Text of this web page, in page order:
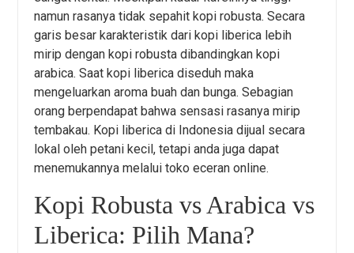
namun rasanya tidak sepahit kopi robusta. Secara
garis besar karakteristik dari kopi liberica lebih
mirip dengan kopi robusta dibandingkan kopi
arabica. Saat kopi liberica diseduh maka
mengeluarkan aroma buah dan bunga. Sebagian
orang berpendapat bahwa sensasi rasanya mirip
tembakau. Kopi liberica di Indonesia dijual secara
lokal oleh petani kecil, tetapi anda juga dapat
menemukannya melalui toko eceran online.
Kopi Robusta vs Arabica vs
Liberica: Pilih Mana?